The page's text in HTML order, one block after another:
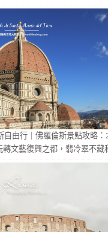
自由行｜佛羅倫斯景點攻略
文藝復興之都，翡冷翠不藏